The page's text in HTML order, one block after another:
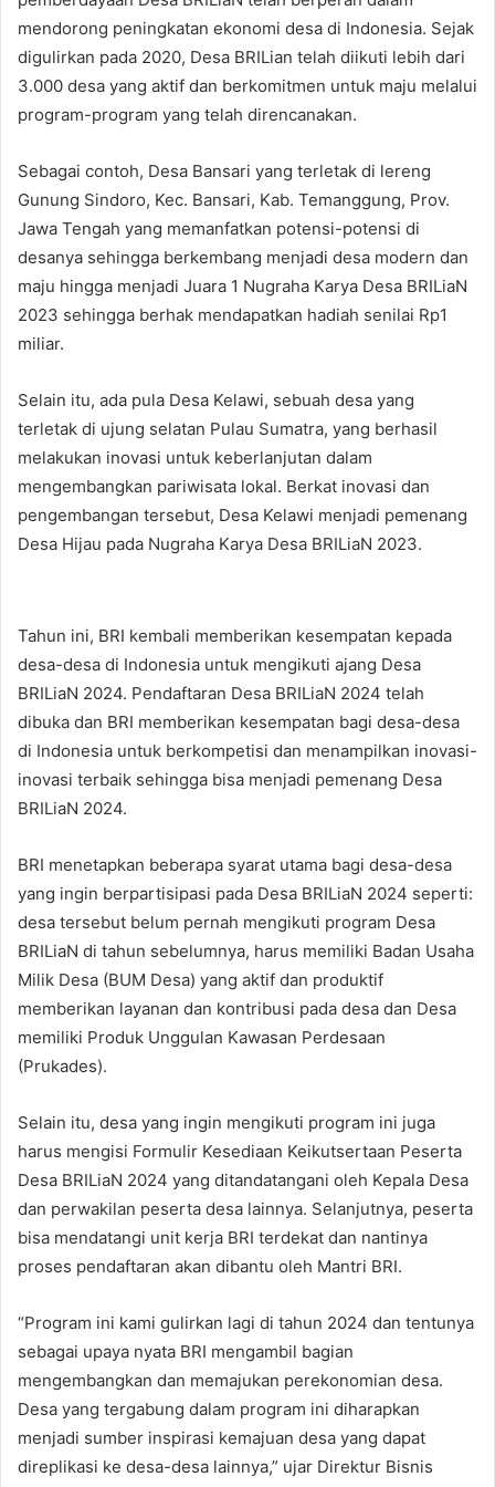
mendorong peningkatan ekonomi desa di Indonesia. Sejak
digulirkan pada 2020, Desa BRILian telah diikuti lebih dari
3.000 desa yang aktif dan berkomitmen untuk maju melalui
program-program yang telah direncanakan.
Sebagai contoh, Desa Bansari yang terletak di lereng
Gunung Sindoro, Kec. Bansari, Kab. Temanggung, Prov.
Jawa Tengah yang memanfatkan potensi-potensi di
desanya sehingga berkembang menjadi desa modern dan
maju hingga menjadi Juara 1 Nugraha Karya Desa BRILiaN
2023 sehingga berhak mendapatkan hadiah senilai Rp1
miliar.
Selain itu, ada pula Desa Kelawi, sebuah desa yang
terletak di ujung selatan Pulau Sumatra, yang berhasil
melakukan inovasi untuk keberlanjutan dalam
mengembangkan pariwisata lokal. Berkat inovasi dan
pengembangan tersebut, Desa Kelawi menjadi pemenang
Desa Hijau pada Nugraha Karya Desa BRILiaN 2023.
Tahun ini, BRI kembali memberikan kesempatan kepada
desa-desa di Indonesia untuk mengikuti ajang Desa
BRILiaN 2024. Pendaftaran Desa BRILiaN 2024 telah
dibuka dan BRI memberikan kesempatan bagi desa-desa
di Indonesia untuk berkompetisi dan menampilkan inovasi-
inovasi terbaik sehingga bisa menjadi pemenang Desa
BRILiaN 2024.
BRI menetapkan beberapa syarat utama bagi desa-desa
yang ingin berpartisipasi pada Desa BRILiaN 2024 seperti:
desa tersebut belum pernah mengikuti program Desa
BRILiaN di tahun sebelumnya, harus memiliki Badan Usaha
Milik Desa (BUM Desa) yang aktif dan produktif
memberikan layanan dan kontribusi pada desa dan Desa
memiliki Produk Unggulan Kawasan Perdesaan
(Prukades).
Selain itu, desa yang ingin mengikuti program ini juga
harus mengisi Formulir Kesediaan Keikutsertaan Peserta
Desa BRILiaN 2024 yang ditandatangani oleh Kepala Desa
dan perwakilan peserta desa lainnya. Selanjutnya, peserta
bisa mendatangi unit kerja BRI terdekat dan nantinya
proses pendaftaran akan dibantu oleh Mantri BRI.
“Program ini kami gulirkan lagi di tahun 2024 dan tentunya
sebagai upaya nyata BRI mengambil bagian
mengembangkan dan memajukan perekonomian desa.
Desa yang tergabung dalam program ini diharapkan
menjadi sumber inspirasi kemajuan desa yang dapat
direplikasi ke desa-desa lainnya,” ujar Direktur Bisnis